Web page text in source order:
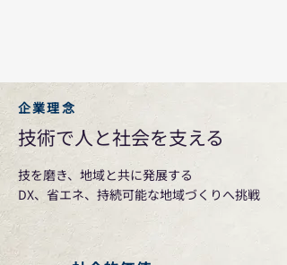
企業理念
技術で人と社会を支える
技を磨き、地域と共に発展する
DX、省エネ、持続可能な地域づくりへ挑戦